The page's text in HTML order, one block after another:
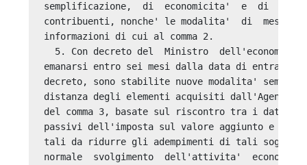
semplificazione,  di  economicita'  e  di
contribuenti, nonche' le modalita'  di  messa
informazioni di cui al comma 2.
5. Con decreto del  Ministro  dell'economia
emanarsi entro sei mesi dalla data di entrata
decreto, sono stabilite nuove modalita'
distanza degli elementi acquisiti dall'Agenzia
del comma 3, basate sul riscontro tra i dati
passivi dell'imposta sul valore aggiunto e le
tali da ridurre gli adempimenti di tali
normale  svolgimento  dell'attivita'